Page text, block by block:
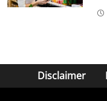
Disclaimer